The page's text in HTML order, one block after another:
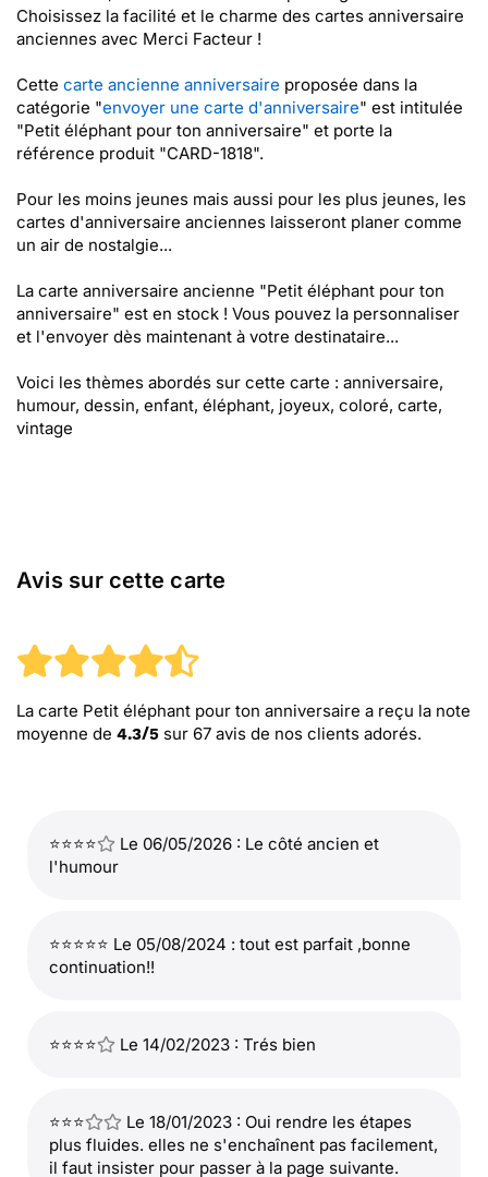
Choisissez la facilité et le charme des cartes anniversaire
anciennes avec Merci Facteur !
Cette carte ancienne anniversaire proposée dans la
catégorie "envoyer une carte d'anniversaire" est intitulée
"Petit éléphant pour ton anniversaire" et porte la
référence produit "CARD-1818".
Pour les moins jeunes mais aussi pour les plus jeunes, les
cartes d'anniversaire anciennes laisseront planer comme
un air de nostalgie...
La carte anniversaire ancienne "Petit éléphant pour ton
anniversaire" est en stock ! Vous pouvez la personnaliser
et l'envoyer dès maintenant à votre destinataire...
Voici les thèmes abordés sur cette carte : anniversaire,
humour, dessin, enfant, éléphant, joyeux, coloré, carte,
vintage
Avis sur cette carte
La carte Petit éléphant pour ton anniversaire a reçu la note
moyenne de 4.3/5 sur 67 avis de nos clients adorés.
⭐⭐⭐⭐
Le 06/05/2026 : Le côté ancien et
l'humour
⭐⭐⭐⭐⭐ Le 05/08/2024 : tout est parfait ,bonne
continuation!!
⭐⭐⭐⭐ Le 14/02/2023 : Trés bien
⭐⭐⭐
Le 18/01/2023 : Oui rendre les étapes
plus fluides. elles ne s'enchaînent pas facilement,
il faut insister pour passer à la page suivante.